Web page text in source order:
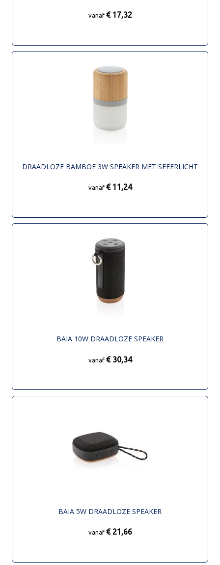
vanaf € 17,32
DRAADLOZE BAMBOE 3W SPEAKER MET SFEERLICHT
vanaf € 11,24
BAIA 10W DRAADLOZE SPEAKER
vanaf € 30,34
BAIA 5W DRAADLOZE SPEAKER
vanaf € 21,66